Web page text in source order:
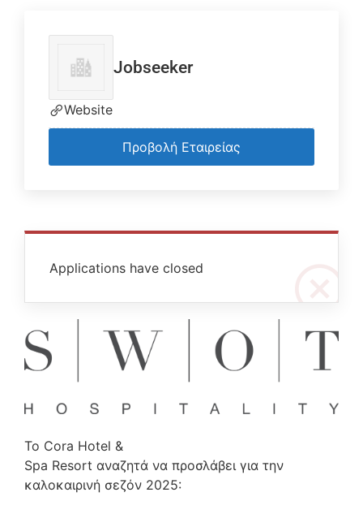
Applications have closed
Το Cora Hotel &
Spa Resort αναζητά να προσλάβει για την
καλοκαιρινή σεζόν 2025:
Jobseeker
Website
Προβολή Εταιρείας